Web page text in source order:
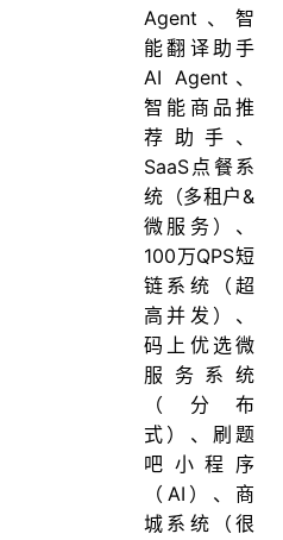
Agent、智
能翻译助手
AI Agent、
智能商品推
荐助手、
SaaS点餐系
统（多租户&
微服务）、
100万QPS短
链系统（超
高并发）、
码上优选微
服务系统
（分布
式）、刷题
吧小程序
（AI）、商
城系统（很